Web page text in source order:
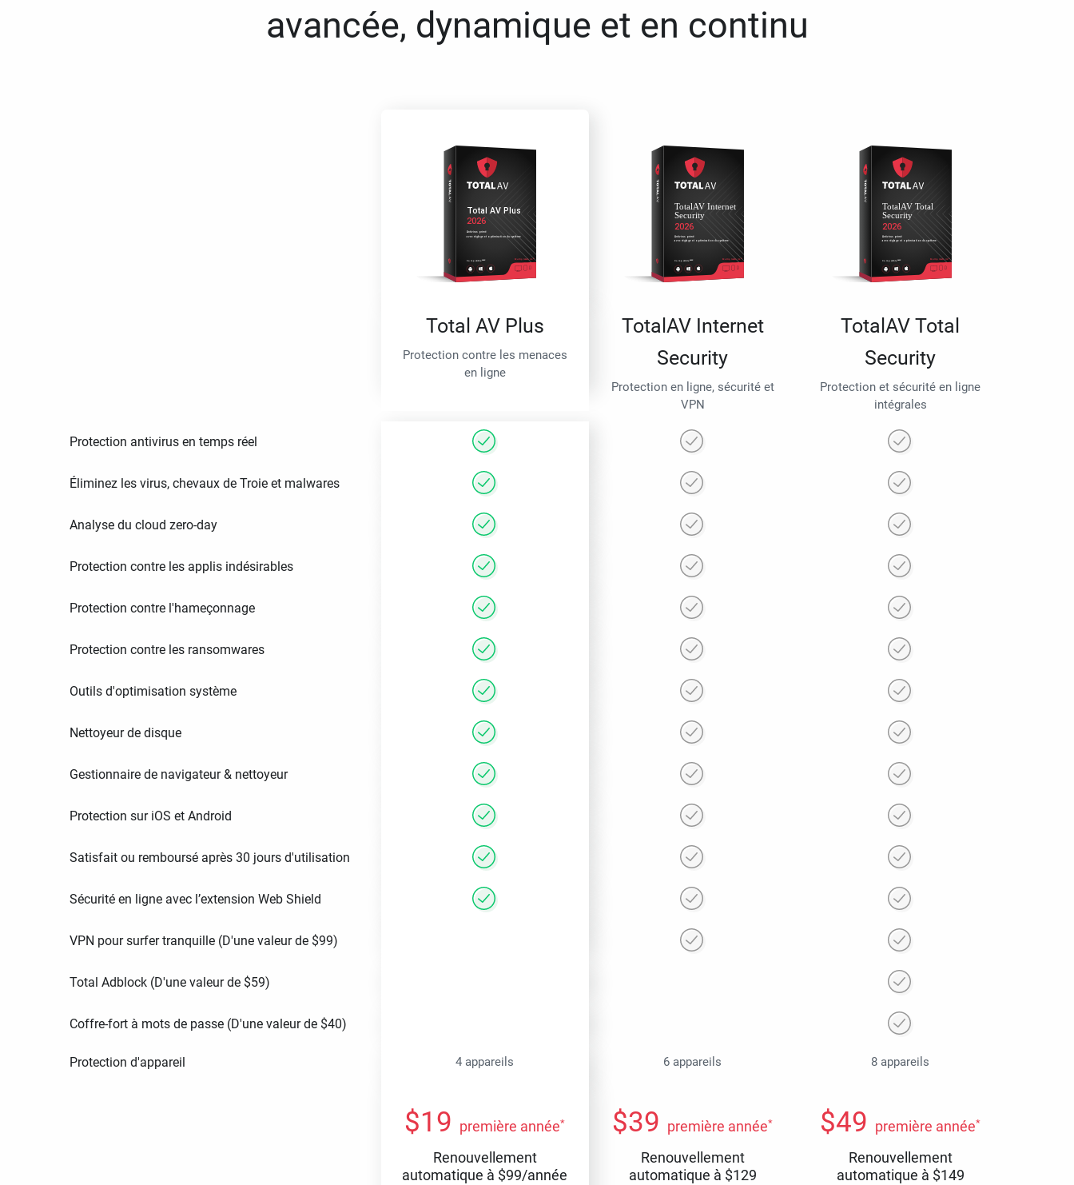
avancée, dynamique et en continu
Total AV Plus
Protection contre les menaces
en ligne
TotalAV Internet
Security
Protection en ligne, sécurité et
VPN
TotalAV Total
Security
Protection et sécurité en ligne
intégrales
Protection antivirus en temps réel
Éliminez les virus, chevaux de Troie et malwares
Analyse du cloud zero-day
Protection contre les applis indésirables
Protection contre l'hameçonnage
Protection contre les ransomwares
Outils d'optimisation système
Nettoyeur de disque
Gestionnaire de navigateur & nettoyeur
Protection sur iOS et Android
Satisfait ou remboursé après 30 jours d'utilisation
Sécurité en ligne avec l’extension Web Shield
VPN pour surfer tranquille (D'une valeur de $99)
Total Adblock (D'une valeur de $59)
Coffre-fort à mots de passe (D'une valeur de $40)
Protection d'appareil 4 appareils 6 appareils 8 appareils
$19 première année*
Renouvellement
automatique à $99/année
$39 première année*
Renouvellement
automatique à $129
$49 première année*
Renouvellement
automatique à $149